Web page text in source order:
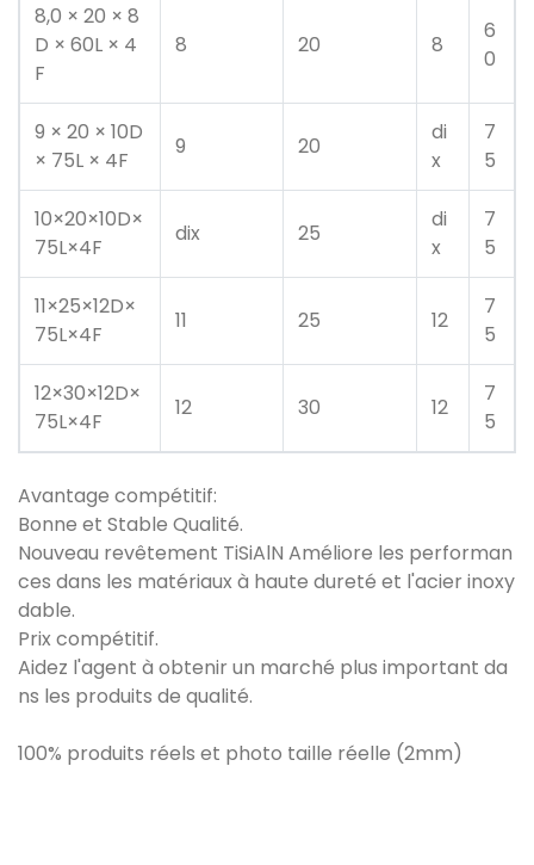
8,0 × 20 × 8
D × 60L × 4
F
8 20 8
6
0
9 × 20 × 10D
× 75L × 4F
9 20
di
x
7
5
10×20×10D×
75L×4F
dix 25
di
x
7
5
11×25×12D×
75L×4F
11 25 12
7
5
12×30×12D×
75L×4F
12 30 12
7
5
Avantage compétitif:
Bonne et Stable Qualité.
Nouveau revêtement TiSiAlN Améliore les performan
ces dans les matériaux à haute dureté et l'acier inoxy
dable.
Prix ​​compétitif.
Aidez l'agent à obtenir un marché plus important da
ns les produits de qualité.
100% produits réels et photo taille réelle (2mm)